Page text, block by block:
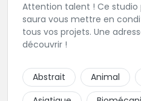
Attention talent ! Ce studio
saura vous mettre en
tous vos projets. Une
découvrir !
Abstrait Animal